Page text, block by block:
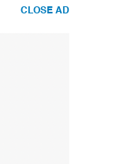
CLOSE AD